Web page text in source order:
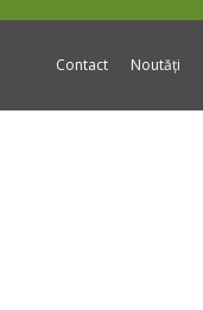
Contact Noutăți